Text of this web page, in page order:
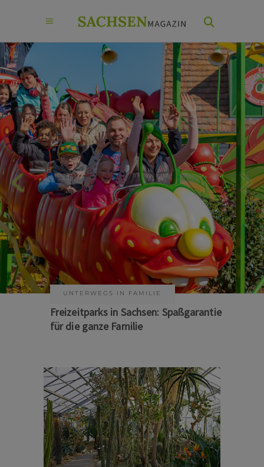
UNTERWEGS IN FAMILIE
Freizeitparks in Sachsen: Spaßgarantie
für die ganze Familie
KUNST & KULTUR
Sommer auf Sachsens Theaterbühnen